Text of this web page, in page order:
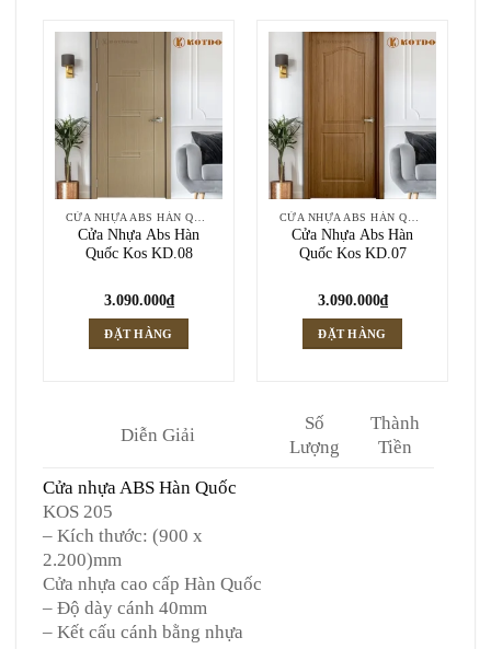
Cửa Nhựa Abs Hàn
Quốc Kos KD.08
3.090.000₫
ĐẶT HÀNG
Cửa Nhựa Abs Hàn
Quốc Kos KD.07
3.090.000₫
ĐẶT HÀNG
Diễn Giải
Số
Lượng
Thành
Tiền
Cửa nhựa ABS Hàn Quốc
KOS 205
– Kích thước: (900 x
2.200)mm
Cửa nhựa cao cấp Hàn Quốc
– Độ dày cánh 40mm
– Kết cấu cánh bằng nhựa